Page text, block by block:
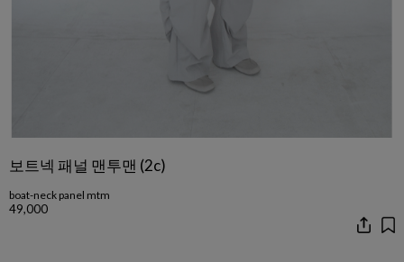
보트넥 패널 맨투맨 (2c)
boat-neck panel mtm
49,000